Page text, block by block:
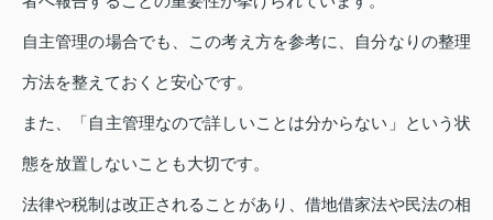
自主管理の場合でも、この考え方を参考に、自分なりの整理
方法を整えておくと安心です。
また、「自主管理なので詳しいことは分からない」という状
態を放置しないことも大切です。
法律や税制は改正されることがあり、借地借家法や民法の相